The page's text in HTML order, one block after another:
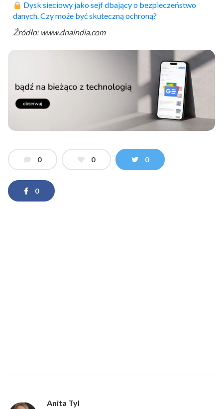
Dysk sieciowy jako sejf dbający o bezpieczeństwo
danych. Czy może być skuteczną ochroną?
Źródło: www.dnaindia.com
0 0 0
0
Anita Tyl